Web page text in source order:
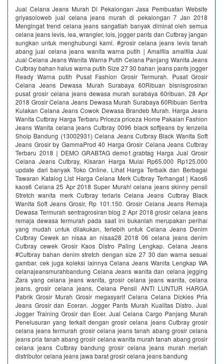
Jual Celana Jeans Murah Di Pekalongan Jasa Pembuatan Website
griyasoloweb jual celana jeans murah di pekalongan 7 Jan 2018
Mengingat trend celana jeans sangatlah banyak diminat oleh semua
celana jeans levis, lea, wrangler, lois, jogger pants dan Cutbray jangan
sungkan untuk menghubungi kami. #grosir celana jeans levis tanah
abang jual celana jeans wanita warna putih | Amalfila amalfila Jual
Jual Celana Jeans Wanita Warna Putih Celana Panjang Wanita Jeans
Cutbray bahan halus warna putih Size 27 30 bahan jeans pants jogger
Ready Warna putih Pusat Fashion Grosir Termurah. Pusat Grosir
Celana Jeans Dewasa Murah Surabaya 60Ribuan bisnisgrosiran
pusat grosir celana jeans dewasa murah surabaya 60ribuan. 28 Apr
2018 Grosir Celana Jeans Dewasa Murah Surabaya 60Ribuan Sentra
Kulakan Celana Jeans Cowok Dewasa Brandeb Murah. Harga Jeans
Wanita Cutbray Harga Terbaru Priceza priceza Home Pakaian Fashion
Jeans Wanita celana jeans Cutbray 0096 black softjeans by Ienzeila
Shoip Bandung (13002931) Celana Jeans Cutbray Black Wanita Soft
Jeans Grosir by GammaProd 40 Harga Grosir Celana Jeans Cutbray
Terbaru 2018 | DEMO GRABTAG demo1.grabtag Harga Jual Grosir
Celana Jeans Cutbray, Kisaran Harga Mulai Rp65.000 Rp125.000
update dari banyak Toko Online. Lihat Harga Terbaik dan Berbagai
Tawaran Katalog List Harga Celana Merk Cutbray Terhangat | Kaos6
kaos6 Celana 25 Apr 2018 Super Murah! celana jeans skinny pensil
Stretch wanita merk Cutbray terlaris Celana Jeans Cutbray Black
Wanita Soft Jeans Grosir, Rp 101.150. Grosir Celana Jeans Remaja
Dewasa Termurah sentragrosiran blog 2 Apr 2018 grosir celana jeans
remaja dewasa termurah pada saat ini bukanlah merupakan perihal
yang mudah untuk dilakukan, terlebih untuk Celana Jeans Denim
Cutbray Cewek an nisaa an nisaa28 2018 06 celana jeans denim
Cutbray cewek Grosir Kaos Distro Paling Lengkap. Celana Jeans
#Cutbray bahan denim stretch dengan size 27 30 dan warna sesuai
gambar. cek juga koleksi lainnya Celana Jeans Wanita Lengkap WA
celanajeansmurahbandung Celana Jeans wanita dan celana jegging
Zara yang celana jeans wanita, grosir celana jeans wanita, celana
jeans, grosir celana jeans, Celana Pensil ANTI LUNTUR HARGA
Pabrik Grosir Murah Grosir megasyarif Celana Celana Dickies Pria
Jeans Grosir dan Eceran. Jogger Pants Murah Kualitas Distro. Jual
Jogger Training Grosir dan Ecer. Jual Celana Cargo Panjang Murah
Penelusuran yang terkait dengan grosir celana jeans Cutbray grosir
celana jeans termurah grosir celana jeans tanah abang grosir celana
jeans pria tanah abang grosir celana wanita murah tanah abang grosir
celana jeans Cutbray bandung grosir celana jeans murah meriah
distributor celana jeans jawa barat grosir celana jeans bandung